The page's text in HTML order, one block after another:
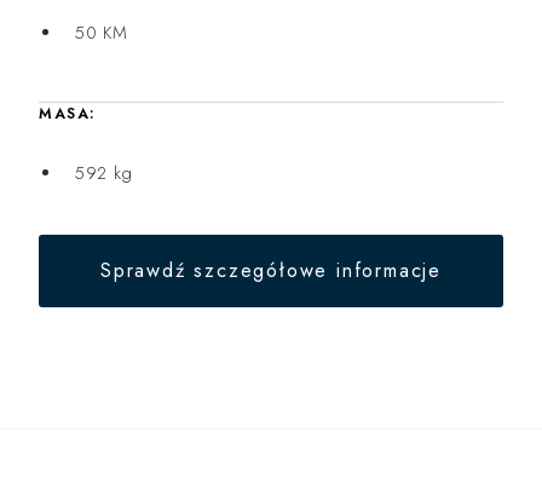
50 KM
MASA:
592 kg
Sprawdź szczegółowe informacje